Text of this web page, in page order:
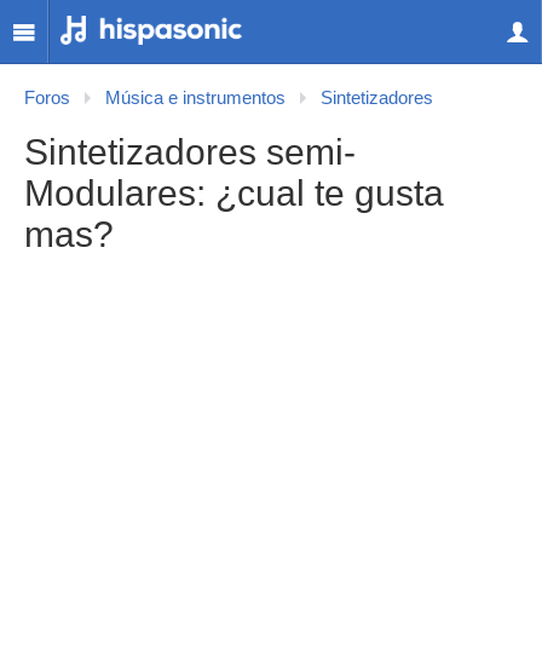
Foros Música e instrumentos Sintetizadores
Sintetizadores semi-
Modulares: ¿cual te gusta
mas?